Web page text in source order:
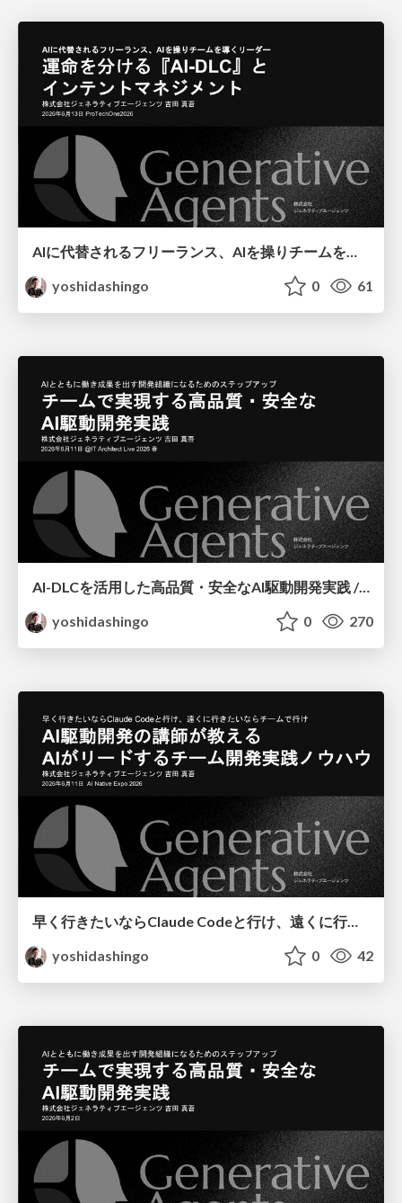
AIに代替されるフリーランス、AIを操りチームを導くリーダー。運命を分ける『AI-DLC』とインテントマネジメント/Intent is All We Need
yoshidashingo
0 61
AI-DLCを活用した高品質・安全なAI駆動開発実践 / AI Driven Development with AI-DLC
yoshidashingo
0 270
早く行きたいならClaude Codeと行け、遠くに行きたいならチームで行け 〜AI駆動開発の講師が教えるAIがリードするチーム開発の実践ノウハウ/Fast w/ Claude Code, Far Together
yoshidashingo
0 42